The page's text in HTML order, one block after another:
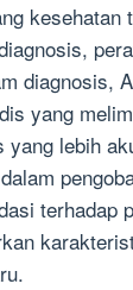
kesehatan
diagnosis,
yang
yang lebih
terhadap